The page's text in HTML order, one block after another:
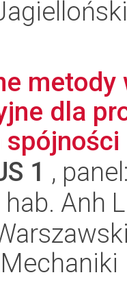
dla
1 ,
Anh